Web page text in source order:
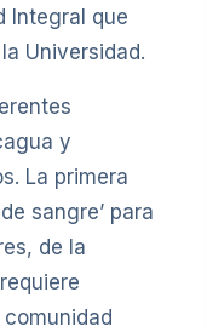
Integral que
Universidad.
y
La primera
sangre’ para
de la